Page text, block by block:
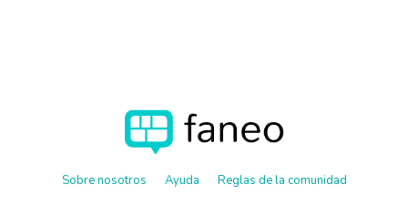
Sobre nosotros Ayuda Reglas de la comunidad